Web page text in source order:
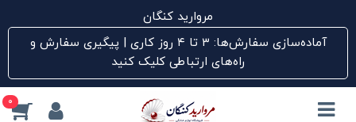
مروارید کنگان
آماده‌سازی سفارش‌ها: ۳ تا ۴ روز کاری | پیگیری سفارش و
راه‌های ارتباطی کلیک کنید
0